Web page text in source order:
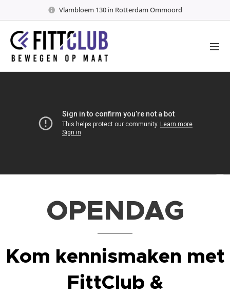
Vlambloem 130 in Rotterdam Ommoord
OPENDAG
Kom kennismaken met
FittClub &